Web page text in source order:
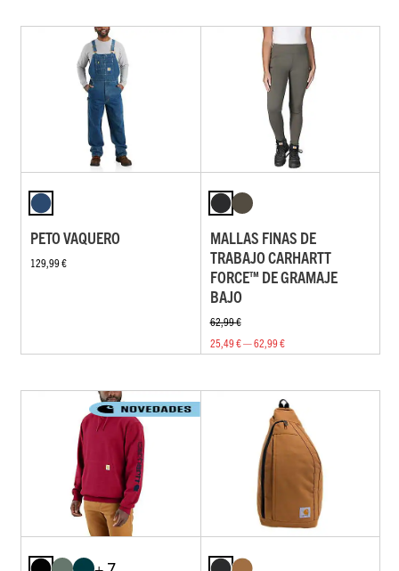
PETO VAQUERO
129,99 €
MALLAS FINAS DE
TRABAJO CARHARTT
FORCE™ DE GRAMAJE
BAJO
62,99 €
25,49 € — 62,99 €